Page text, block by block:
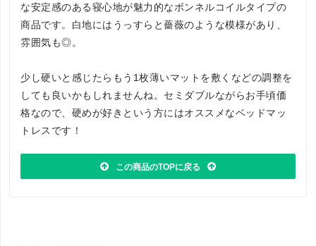
な安定感のある寝心地が魅力的なボンネルコイルタイプの
商品です。白地にはうっすらと薔薇のような模様があり、
雰囲気も◎。
少し硬いと感じたらもう1枚薄いマットを敷くなどの調整を
しても良いかもしれませんね。セミダブルながらお手頃価
格なので、硬めが好きという方にはオススメなベッドマッ
トレスです！
この商品のTOPに戻る